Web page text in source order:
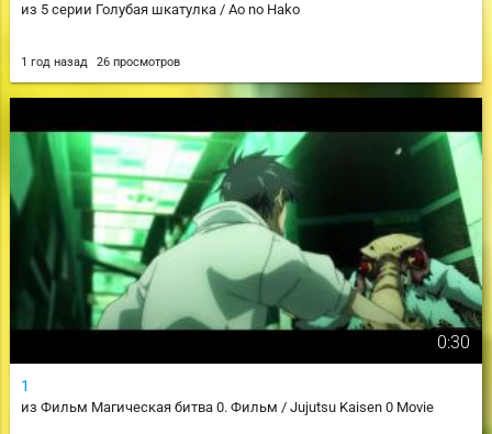
из 5 серии Голубая шкатулка / Ao no Hako
1 год назад 26 просмотров
0:30
1
из Фильм Магическая битва 0. Фильм / Jujutsu Kaisen 0 Movie